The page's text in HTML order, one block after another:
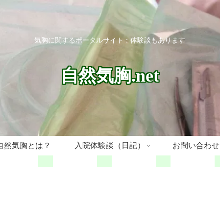
気胸に関するポータルサイト：体験談もあります
自然気胸.net
然気胸とは？ 入院体験談（日記） お問い合わせ